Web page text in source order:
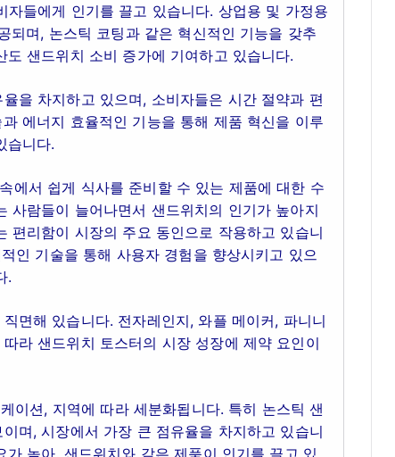
들에게 인기를 끌고 있습니다. 상업용 및 가정용
며, 논스틱 코팅과 같은 혁신적인 기능을 갖추
샌드위치 소비 증가에 기여하고 있습니다.
을 차지하고 있으며, 소비자들은 시간 절약과 편
에너지 효율적인 기능을 통해 제품 혁신을 이루
습니다.
에서 쉽게 식사를 준비할 수 있는 제품에 대한 수
사람들이 늘어나면서 샌드위치의 인기가 높아지
편리함이 시장의 주요 동인으로 작용하고 있습니
인 기술을 통해 사용자 경험을 향상시키고 있으
.
면해 있습니다. 전자레인지, 와플 메이커, 파니니
라 샌드위치 토스터의 시장 성장에 제약 요인이
이션, 지역에 따라 세분화됩니다. 특히 논스틱 샌
며, 시장에서 가장 큰 점유율을 차지하고 있습니
높아, 샌드위치와 같은 제품이 인기를 끌고 있